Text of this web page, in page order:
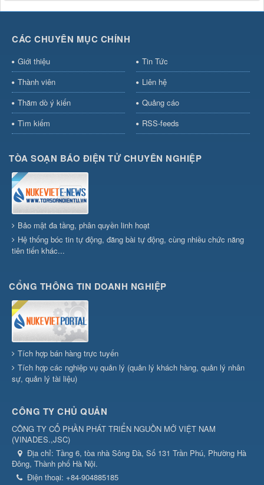
CÁC CHUYÊN MỤC CHÍNH
Giới thiệu
Tin Tức
Thành viên
Liên hệ
Thăm dò ý kiến
Quảng cáo
Tìm kiếm
RSS-feeds
TÒA SOẠN BÁO ĐIỆN TỬ CHUYÊN NGHIỆP
Bảo mật đa tầng, phân quyền linh hoạt
Hệ thống bóc tin tự động, đăng bài tự động, cùng nhiều chức năng
tiên tiến khác...
CỔNG THÔNG TIN DOANH NGHIỆP
Tích hợp bán hàng trực tuyến
Tích hợp các nghiệp vụ quản lý (quản lý khách hàng, quản lý nhân
sự, quản lý tài liệu)
CÔNG TY CHỦ QUẢN
CÔNG TY CỔ PHẦN PHÁT TRIỂN NGUỒN MỞ VIỆT NAM
(VINADES.,JSC)
Địa chỉ: Tầng 6, tòa nhà Sông Đà, Số 131 Trần Phú, Phường Hà
Đông, Thành phố Hà Nội.
Điện thoại: +84-904885185